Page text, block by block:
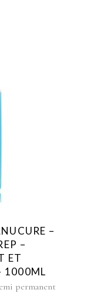
–
–
ET
1000ML
permanent